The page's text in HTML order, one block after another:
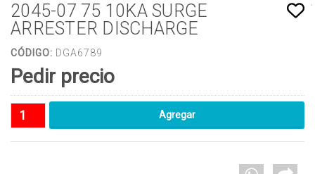
2045-07 75 10KA SURGE
ARRESTER DISCHARGE
CÓDIGO: DGA6789
Pedir precio